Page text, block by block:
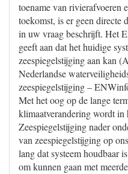
toename van rivierafvoeren
toekomst, is er geen directe
in uw vraag beschrijft. Het
geeft aan dat het huidige
zeespiegelstijging aan kan
Nederlandse
zeespiegelstijging –
Met het oog op de lange
klimaatverandering wordt in
Zeespiegelstijging nader
van zeespiegelstijging op
lang dat systeem houdbaar
om kunnen gaan met